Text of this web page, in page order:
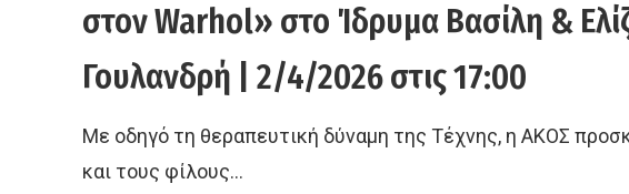
στον Warhol» στο Ίδρυμα Βασίλη &
Γουλανδρή | 2/4/2026 στις 17:00
Με οδηγό τη θεραπευτική δύναμη της Τέχνης, η ΑΚΟΣ
και τους φίλους…